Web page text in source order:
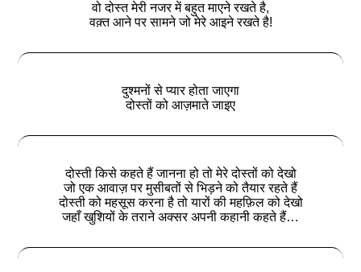
वो दोस्त मेरी नजर में बहुत माएने रखते है,
वक़्त आने पर सामने जो मेरे आइने रखते है!
दुश्मनों से प्यार होता जाएगा
दोस्तों को आज़माते जाइए
दोस्ती किसे कहते हैं जानना हो तो मेरे दोस्तों को देखो
जो एक आवाज़ पर मुसीबतों से भिड़ने को तैयार रहते हैं
दोस्ती को महसूस करना है तो यारों की महफ़िल को देखो
जहाँ खुशियों के तराने अक्सर अपनी कहानी कहते हैं…